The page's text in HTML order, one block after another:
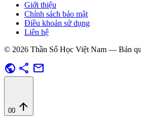
Giới thiệu
Chính sách bảo mật
Điều khoản sử dụng
Liên hệ
© 2026 Thần Số Học Việt Nam — Bản
public share mail
00 arrow_upward